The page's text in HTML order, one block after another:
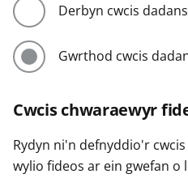
Derbyn cwcis
Gwrthod cwcis
Cwcis chwaraewyr
Rydyn ni'n defnyddio'r
wylio fideos ar ein gwefan o